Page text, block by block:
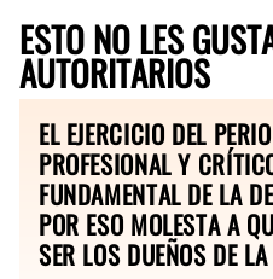
ESTO NO LES
AUTORITARIOS
EL EJERCICIO DEL
PROFESIONAL Y
FUNDAMENTAL DE LA
POR ESO MOLESTA A
SER LOS DUEÑOS DE